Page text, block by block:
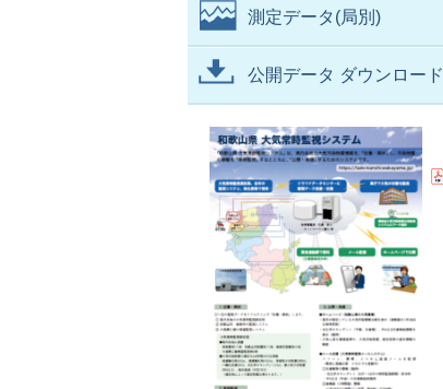
測定データ(局別)
公開データ ダウンロード